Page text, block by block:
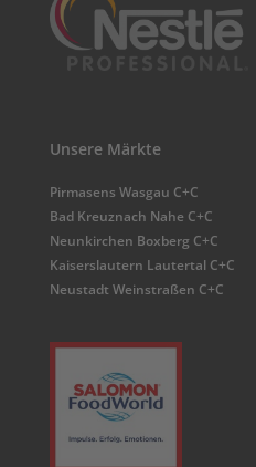
Unsere Märkte
Pirmasens Wasgau C+C
Bad Kreuznach Nahe C+C
Neunkirchen Boxberg C+C
Kaiserslautern Lautertal C+C
Neustadt Weinstraßen C+C